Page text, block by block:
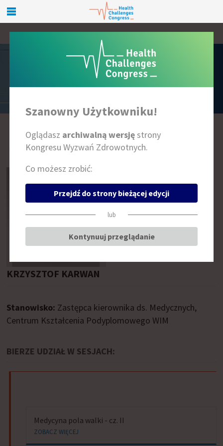
PRELEGENCI
B C D E F G H I J K L Ł M
U W Z
KRZYSZTOF KARWAN
Stanowisko: Zastępca kierownika ds. Medycznych,
Centrum Kształcenia Podyplomowego WIM
BIERZE UDZIAŁ W SESJACH:
Medycyna pola walki - cz. II
ZOBACZ WIĘCEJ
Szanowny Użytkowniku!
Oglądasz archiwalną wersjęstrony
Kongresu Wyzwań Zdrowotnych.
Co możesz zrobić:
Przejdź do strony bieżącej edycji
lub
Kontynuuj przeglądanie